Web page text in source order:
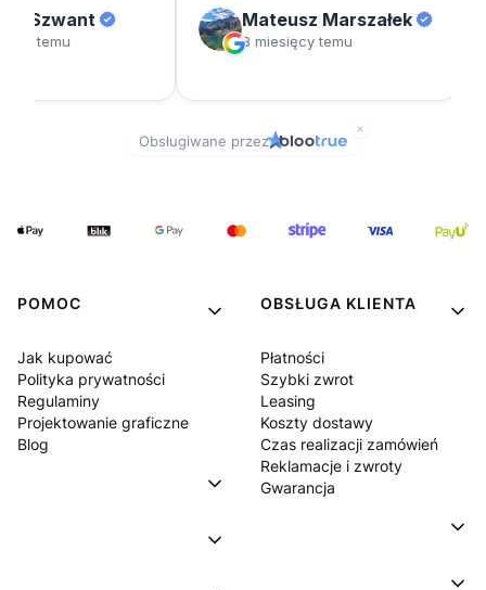
POMOC
Jak kupować
Polityka prywatności
Regulaminy
Projektowanie graficzne
Blog
OBSŁUGA KLIENTA
Płatności
Szybki zwrot
Leasing
Koszty dostawy
Czas realizacji zamówień
Reklamacje i zwroty
Gwarancja